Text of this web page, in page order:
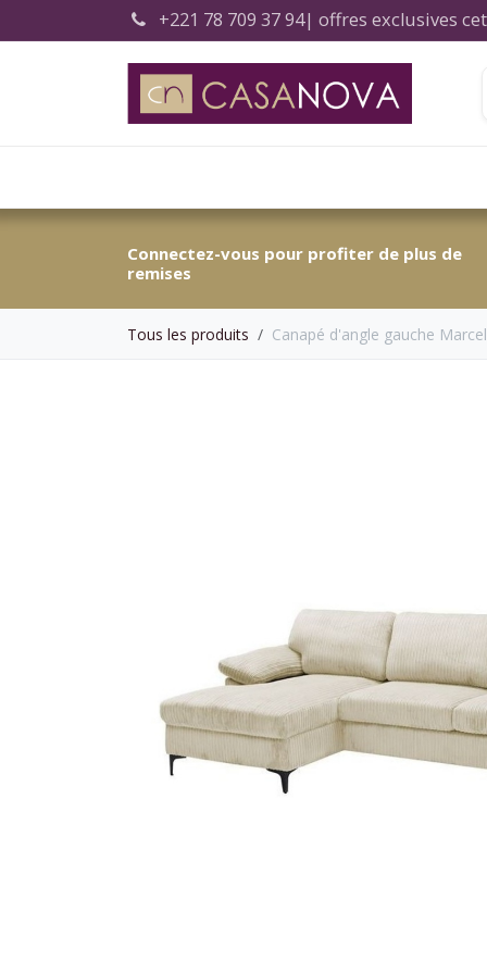
+221 78 709 37 94| offres exclusives
Connectez-vous pour profiter de plus de
remises
Tous les produits Canapé d'angle gauche